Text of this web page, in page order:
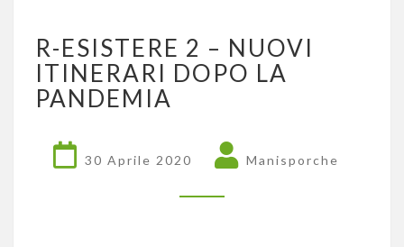
ESISTERE
2
–
DOPO
LA
R-ESISTERE 2 – NUOVI
ITINERARI DOPO LA
PANDEMIA
30 Aprile 2020 Manisporche